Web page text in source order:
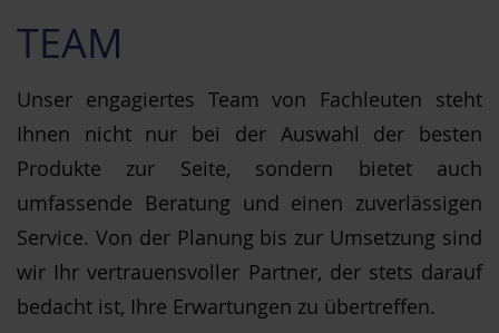
TEAM
Unser engagiertes Team von Fachleuten steht
Ihnen nicht nur bei der Auswahl der besten
Produkte zur Seite, sondern bietet auch
umfassende Beratung und einen zuverlässigen
Service. Von der Planung bis zur Umsetzung sind
wir Ihr vertrauensvoller Partner, der stets darauf
bedacht ist, Ihre Erwartungen zu übertreffen.